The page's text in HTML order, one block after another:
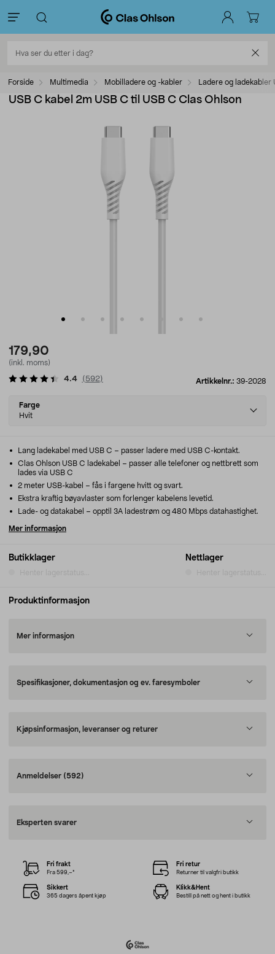
Forside Multimedia Mobilladere og -kabler Ladere og ladekabler
USB C kabel 2m USB C til USB C Clas Ohlson
179,90
(inkl. moms)
Artikkelnr.: 39-2028
4.4 ( 592)
Select
variant
Farge
Hvit
Butikklager
Henter lagerstatus...
Nettlager
Henter lagerstatus...
Lang ladekabel med USB C – passer ladere med USB C-kontakt.
Clas Ohlson USB C ladekabel – passer alle telefoner og nettbrett som
lades via USB C
2 meter USB-kabel – fås i fargene hvitt og svart.
Ekstra kraftig bøyavlaster som forlenger kabelens levetid.
Lade- og datakabel – opptil 3A ladestrøm og 480 Mbps datahastighet.
Mer informasjon
Produktinformasjon
Mer informasjon
Spesifikasjoner, dokumentasjon og ev. faresymboler
Kjøpsinformasjon, leveranser og returer
Anmeldelser (592)
Eksperten svarer
Fri frakt
Fra 599,–*
Fri retur
Returner til valgfri butikk
Sikkert
365 dagers åpent kjøp
Klikk&Hent
Bestill på nett og hent i butikk